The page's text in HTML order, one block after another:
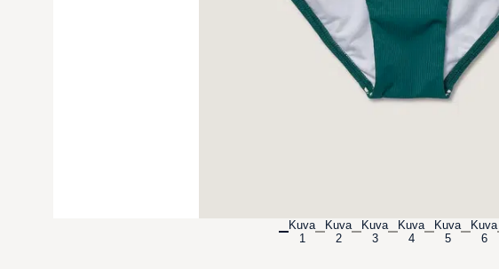
Kuva
1
Kuva
2
Kuva
3
Kuva
4
Kuva
5
Kuva
6